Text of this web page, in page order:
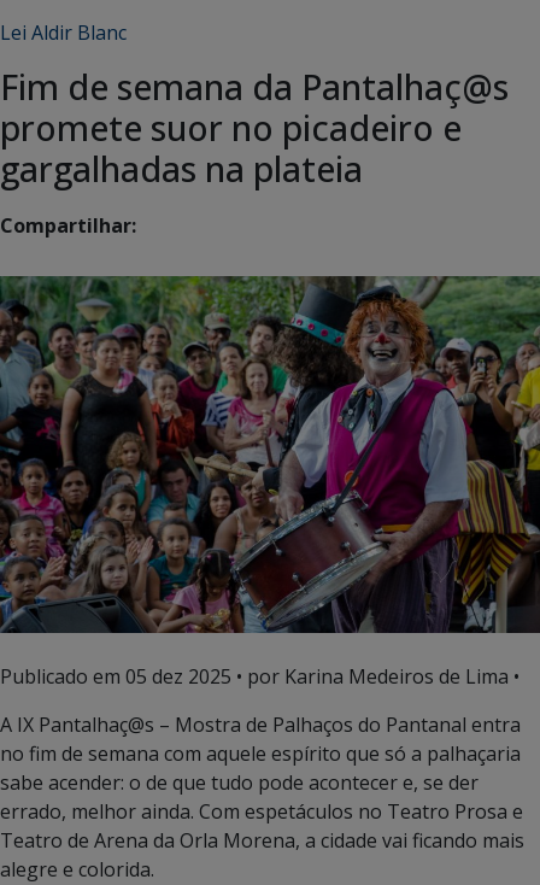
Lei Aldir Blanc
Fim de semana da Pantalhaç@s
promete suor no picadeiro e
gargalhadas na plateia
Compartilhar:
Publicado em 05 dez 2025 • por Karina Medeiros de Lima •
A IX Pantalhaç@s – Mostra de Palhaços do Pantanal entra
no fim de semana com aquele espírito que só a palhaçaria
sabe acender: o de que tudo pode acontecer e, se der
errado, melhor ainda. Com espetáculos no Teatro Prosa e
Teatro de Arena da Orla Morena, a cidade vai ficando mais
alegre e colorida.